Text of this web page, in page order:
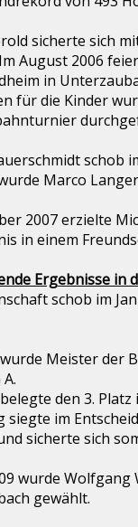
sicherte sich
August 2006
in
für die Kinder
schob
Marco
2007 erzielte
in einem
Ergebnisse in
schob im
Meister der
den 3.
siegte im
sicherte sich
wurde Wolfgang
gewählt.